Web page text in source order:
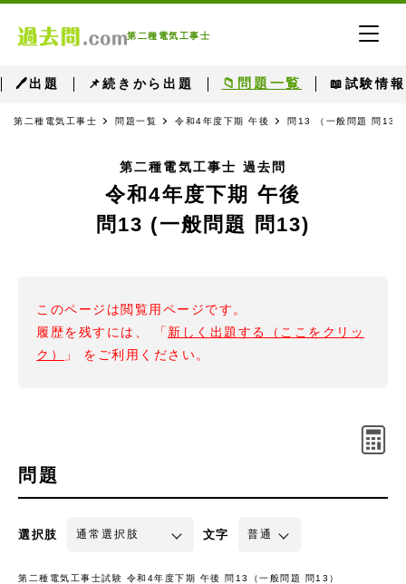
第二種電気工事士
🖊出題 📌続きから出題 📁問題一覧 📖試験情報
第二種電気工事士 問題一覧 令和4年度下期 午後 問13 （一般問題 問13）
第二種電気工事士 過去問
令和4年度下期 午後
問13 (一般問題 問13)
このページは閲覧用ページです。
履歴を残すには、 「 新しく出題する（ここをクリッ
ク）
」 をご利用ください。
問題
選択肢 文字
第二種電気工事士試験 令和4年度下期 午後 問13（一般問題 問13）